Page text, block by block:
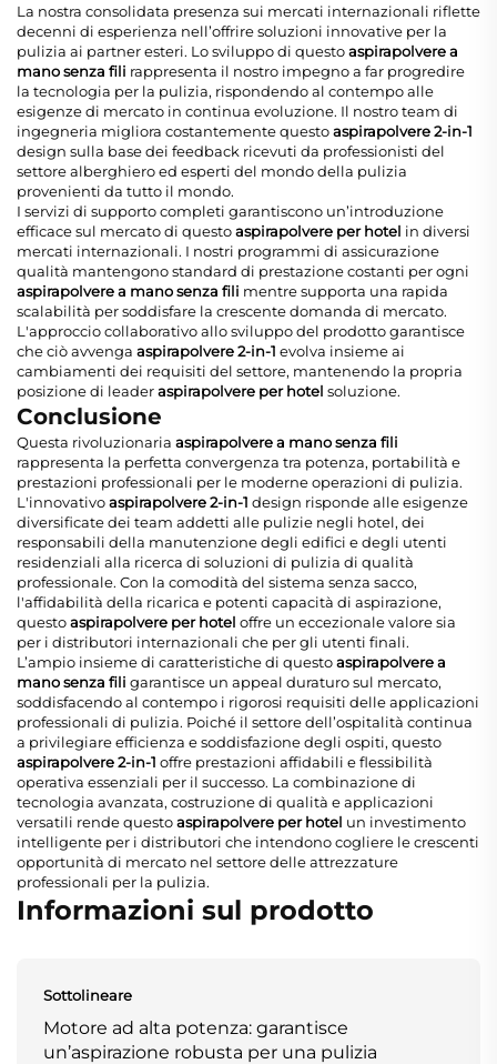
La nostra consolidata presenza sui mercati internazionali riflette
decenni di esperienza nell’offrire soluzioni innovative per la
pulizia ai partner esteri. Lo sviluppo di questoaspirapolvere a
mano senza fili rappresenta il nostro impegno a far progredire
la tecnologia per la pulizia, rispondendo al contempo alle
esigenze di mercato in continua evoluzione. Il nostro team di
ingegneria migliora costantemente questoaspirapolvere 2-in-1
design sulla base dei feedback ricevuti da professionisti del
settore alberghiero ed esperti del mondo della pulizia
provenienti da tutto il mondo.
I servizi di supporto completi garantiscono un’introduzione
efficace sul mercato di questoaspirapolvere per hotel in diversi
mercati internazionali. I nostri programmi di assicurazione
qualità mantengono standard di prestazione costanti per ogni
aspirapolvere a mano senza fili mentre supporta una rapida
scalabilità per soddisfare la crescente domanda di mercato.
L'approccio collaborativo allo sviluppo del prodotto garantisce
che ciò avvenga aspirapolvere 2-in-1 evolva insieme ai
cambiamenti dei requisiti del settore, mantenendo la propria
posizione di leaderaspirapolvere per hotel soluzione.
Conclusione
Questa rivoluzionaria aspirapolvere a mano senza fili
rappresenta la perfetta convergenza tra potenza, portabilità e
prestazioni professionali per le moderne operazioni di pulizia.
L'innovativoaspirapolvere 2-in-1 design risponde alle esigenze
diversificate dei team addetti alle pulizie negli hotel, dei
responsabili della manutenzione degli edifici e degli utenti
residenziali alla ricerca di soluzioni di pulizia di qualità
professionale. Con la comodità del sistema senza sacco,
l'affidabilità della ricarica e potenti capacità di aspirazione,
questoaspirapolvere per hotel offre un eccezionale valore sia
per i distributori internazionali che per gli utenti finali.
L’ampio insieme di caratteristiche di questoaspirapolvere a
mano senza fili garantisce un appeal duraturo sul mercato,
soddisfacendo al contempo i rigorosi requisiti delle applicazioni
professionali di pulizia. Poiché il settore dell’ospitalità continua
a privilegiare efficienza e soddisfazione degli ospiti, questo
aspirapolvere 2-in-1 offre prestazioni affidabili e flessibilità
operativa essenziali per il successo. La combinazione di
tecnologia avanzata, costruzione di qualità e applicazioni
versatili rende questoaspirapolvere per hotel un investimento
intelligente per i distributori che intendono cogliere le crescenti
opportunità di mercato nel settore delle attrezzature
professionali per la pulizia.
Informazioni sul prodotto
Sottolineare
Motore ad alta potenza: garantisce
un’aspirazione robusta per una pulizia